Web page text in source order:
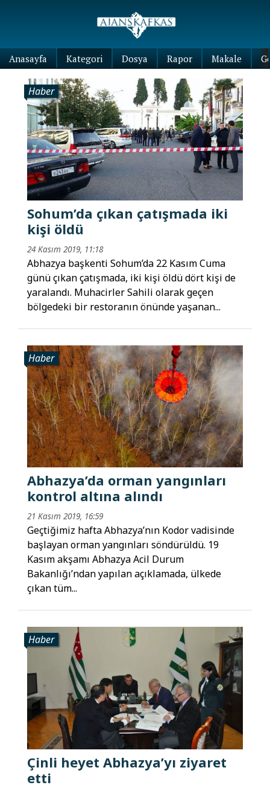
Anasayfa Kategori Dosya Rapor Makale
Haber
Sohum’da çıkan çatışmada iki
kişi öldü
24 Kasım 2019, 11:18
Abhazya başkenti Sohum’da 22 Kasım Cuma
günü çıkan çatışmada, iki kişi öldü dört kişi de
yaralandı. Muhacirler Sahili olarak geçen
bölgedeki bir restoranın önünde yaşanan...
Haber
Abhazya’da orman yangınları
kontrol altına alındı
21 Kasım 2019, 16:59
Geçtiğimiz hafta Abhazya’nın Kodor vadisinde
başlayan orman yangınları söndürüldü. 19
Kasım akşamı Abhazya Acil Durum
Bakanlığı’ndan yapılan açıklamada, ülkede
çıkan tüm...
Haber
Çinli heyet Abhazya’yı ziyaret
etti